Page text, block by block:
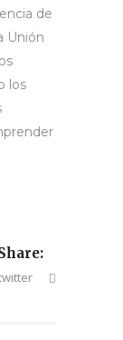
de
Unión
los